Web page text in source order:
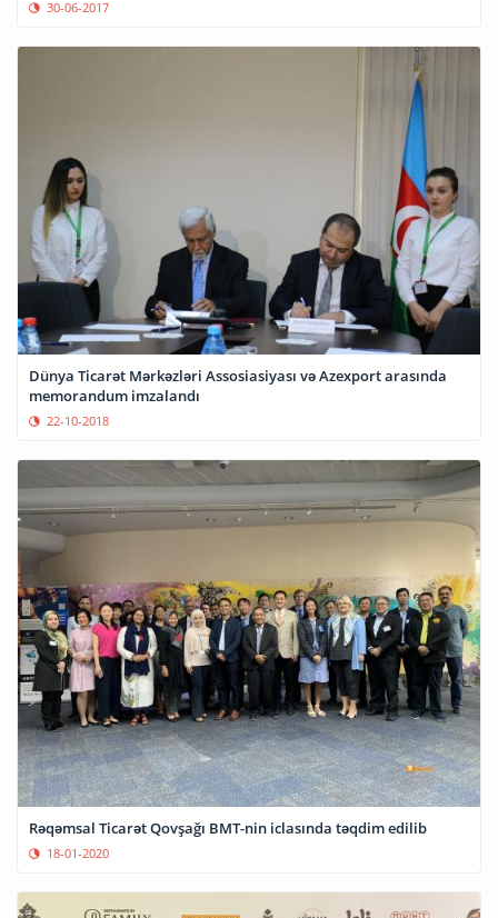
30-06-2017
Dünya Ticarət Mərkəzləri Assosiasiyası və Azexport arasında
memorandum imzalandı
22-10-2018
Rəqəmsal Ticarət Qovşağı BMT-nin iclasında təqdim edilib
18-01-2020